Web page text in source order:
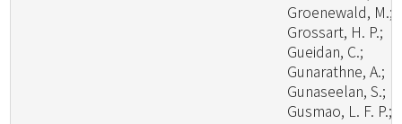
Groenewald, M.;
Grossart, H. P.;
Gueidan, C.;
Gunarathne, A.;
Gunaseelan, S.;
Gusmao, L. F. P.;